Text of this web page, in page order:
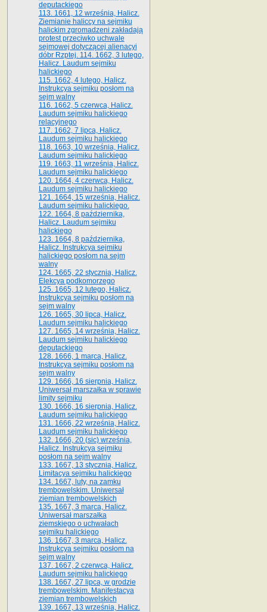
deputackiego
113. 1661, 12 września, Halicz.
Ziemianie haliccy na sejmiku
halickim zgromadzeni zakładają
protest przeciwko uchwale
sejmowej dotyczącej alienacyi
dóbr Rzptej. 114. 1662, 3 lutego,
Halicz. Laudum sejmiku
halickiego
115. 1662, 4 lutego, Halicz.
Instrukcya sejmiku posłom na
sejm walny
116. 1662, 5 czerwca, Halicz.
Laudum sejmiku halickiego
relacyjnego
117. 1662, 7 lipca, Halicz.
Laudum sejmiku halickiego
118. 1663, 10 września, Halicz.
Laudum sejmiku halickiego
119. 1663, 11 września, Halicz.
Laudum sejmiku halickiego
120. 1664, 4 czerwca, Halicz.
Laudum sejmiku halickiego
121. 1664, 15 września, Halicz.
Laudum sejmiku halickiego.
122. 1664, 8 października,
Halicz. Laudum sejmiku
halickiego
123. 1664, 8 października,
Halicz. Instrukcya sejmiku
halickiego posłom na sejm
walny
124. 1665, 22 stycznia, Halicz.
Elekcya podkomorzego
125. 1665, 12 lutego, Halicz.
Instrukcya sejmiku posłom na
sejm walny
126. 1665, 30 lipca, Halicz.
Laudum sejmiku halickiego
127. 1665, 14 września, Halicz.
Laudum sejmiku halickiego
deputackiego
128. 1666, 1 marca, Halicz.
Instrukcya sejmiku posłom na
sejm walny
129. 1666, 16 sierpnia, Halicz.
Uniwersał marszałka w sprawie
limity sejmiku
130. 1666, 16 sierpnia, Halicz.
Laudum sejmiku halickiego
131. 1666, 22 września, Halicz.
Laudum sejmiku halickiego
132. 1666, 20 (sic) września,
Halicz. Instrukcya sejmiku
posłom na sejm walny
133. 1667, 13 stycznia, Halicz.
Limitacya sejmiku halickiego
134. 1667, luty, na zamku
trembowelskim. Uniwersał
ziemian trembowelskich
135. 1667, 3 marca, Halicz.
Uniwersał marszałka
ziemskiego o uchwałach
sejmiku halickiego
136. 1667, 3 marca, Halicz.
Instrukcya sejmiku posłom na
sejm walny
137. 1667, 2 czerwca, Halicz.
Laudum sejmiku halickiego
138. 1667, 27 lipca, w grodzie
trembowelskim. Manifestacya
ziemian trembowelskich
139. 1667, 13 września, Halicz.